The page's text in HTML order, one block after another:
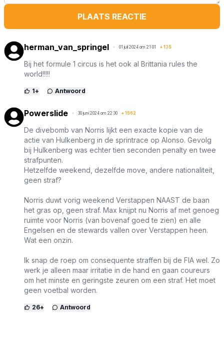
PLAATS REACTIE
herman_van_springel 01 juli 2024 om 21:01 + 135
Bij het formule 1 circus is het ook al Brittania rules the
world!!!!!
1+ Antwoord
Powerslide 30 juni 2024 om 22:30 + 1562
De divebomb van Norris lijkt een exacte kopie van de
actie van Hulkenberg in de sprintrace op Alonso. Gevolg
bij Hulkenberg was echter tien seconden penalty en twee
strafpunten.
Hetzelfde weekend, dezelfde move, andere nationaliteit,
geen straf?
Norris duwt vorig weekend Verstappen NAAST de baan
het gras op, geen straf. Max knijpt nu Norris af met genoeg
ruimte voor Norris (van bovenaf goed te zien) en alle
Engelsen en de stewards vallen over Verstappen heen.
Wat een onzin.
Ik snap de roep om consequente straffen bij de FIA wel. Zo
werk je alleen maar irritatie in de hand en gaan coureurs
om het minste en geringste zeuren om een straf. Het moet
geen voetbal worden.
26+ Antwoord